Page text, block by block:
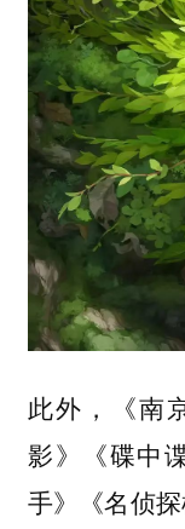
此外，《南
影》《碟中
手》《名侦